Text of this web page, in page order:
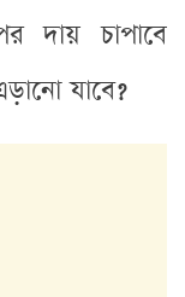
দায় চাপাবে
যাবে?